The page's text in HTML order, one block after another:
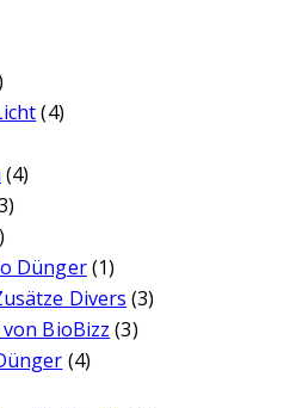
(4)
(4)
Dünger(1)
Divers (3)
von BioBizz (3)
(4)